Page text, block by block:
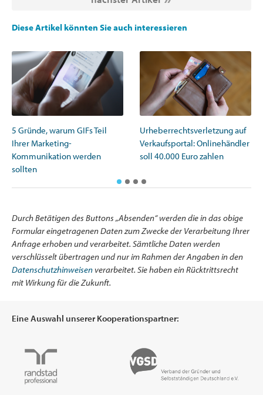
Diese Artikel könnten Sie auch interessieren
5 Gründe, warum GIFs Teil
Ihrer Marketing-
Kommunikation werden
sollten
Urheberrechtsverletzung auf
Verkaufsportal: Onlinehändler
soll 40.000 Euro zahlen
Durch Betätigen des Buttons „Absenden“ werden die in das obige
Formular eingetragenen Daten zum Zwecke der Verarbeitung Ihrer
Anfrage erhoben und verarbeitet. Sämtliche Daten werden
verschlüsselt übertragen und nur im Rahmen der Angaben in den
Datenschutzhinweisenverarbeitet. Sie haben ein Rücktrittsrecht
mit Wirkung für die Zukunft.
Eine Auswahl unserer Kooperationspartner: